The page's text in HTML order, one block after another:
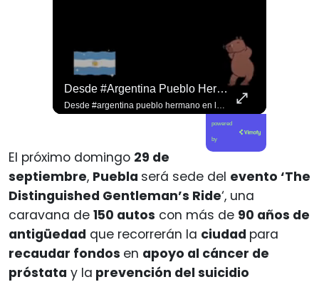
Desde #argentina Pueblo Hermano En La Lucha Contra El Sionismo @laneurona.
Desde #argentina pueblo hermano en la lucha contra el sionismo @laneurona.rebelde y rebelde un compacto de la acción directa ciudadana #noticias
powered
by
El próximo domingo 29 de
septiembre, Puebla será sede del evento ‘The
Distinguished Gentleman’s Ride‘, una
caravana de 150 autos con más de 90 años de
antigüedad que recorrerán la ciudad para
recaudar fondos en apoyo al cáncer de
próstata y la prevención del suicidio